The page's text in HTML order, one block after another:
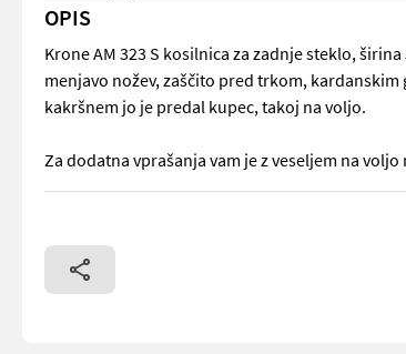
OPIS
Krone AM 323 S kosilnica za zadnje steklo,
menjavo nožev, zaščito pred trkom,
kakršnem jo je predal kupec, takoj na voljo.
Za dodatna vprašanja vam je z veseljem na
Krone AM 323 S kosilnica za zadnje steklo,